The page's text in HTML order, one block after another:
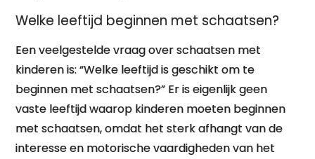
Welke leeftijd beginnen met schaatsen?
Een veelgestelde vraag over schaatsen met
kinderen is: “Welke leeftijd is geschikt om te
beginnen met schaatsen?” Er is eigenlijk geen
vaste leeftijd waarop kinderen moeten beginnen
met schaatsen, omdat het sterk afhangt van de
interesse en motorische vaardigheden van het